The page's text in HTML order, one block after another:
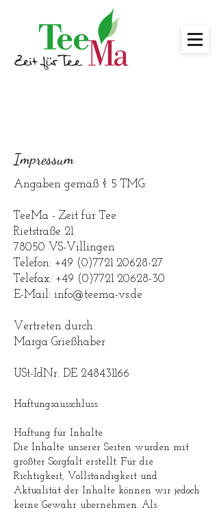
Impressum
Angaben gemäß § 5 TMG:
TeeMa - Zeit für Tee
Rietstraße 21
78050 VS-Villingen
Telefon: +49 (0)7721 20628-27
Telefax: +49 (0)7721 20628-30
E-Mail: info@teema-vs.de
Vertreten durch:
Marga Grießhaber
USt-IdNr. DE 248431166
Haftungsausschluss:
Haftung für Inhalte
Die Inhalte unserer Seiten wurden mit
größter Sorgfalt erstellt. Für die
Richtigkeit, Vollständigkeit und
Aktualität der Inhalte können wir jedoch
keine Gewähr übernehmen. Als